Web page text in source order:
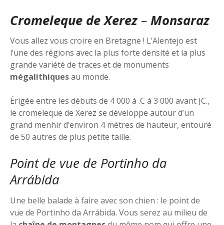
Cromeleque de Xerez – Monsaraz
Vous allez vous croire en Bretagne ! L’Alentejo est
l’une des régions avec la plus forte densité et la plus
grande variété de traces et de monuments
mégalithiquesau monde.
Érigée entre les débuts de 4 000 à .C à 3 000 avant JC.,
le cromeleque de Xerez se développe autour d’un
grand menhir d’environ 4 mètres de hauteur, entouré
de 50 autres de plus petite taille.
Point de vue de Portinho da
Arrábida
Une belle balade à faire avec son chien : le point de
vue de Portinho da Arrábida. Vous serez au milieu de